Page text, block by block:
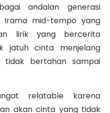
andalan generasi
Irama mid-tempo yang
lirik yang bercerita
jatuh cinta menjelang
tidak bertahan sampai
relatable karena
akan cinta yang tidak